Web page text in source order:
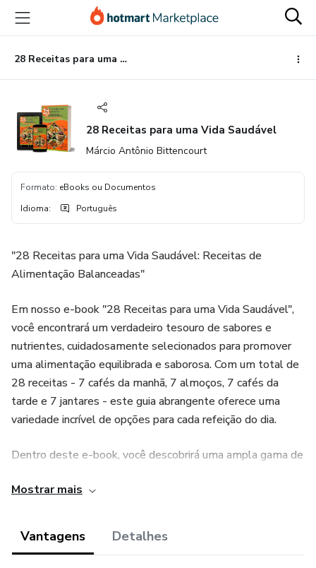
para
conteúdo
principal
para
pagamento
para
rodapé
28 Receitas para uma Vida Saudável
28 Receitas para uma Vida Saudável
Márcio Antônio Bittencourt
Formato: eBooks ou Documentos
Idioma: Português
"28 Receitas para uma Vida Saudável: Receitas de
Alimentação Balanceadas"
Em nosso e-book "28 Receitas para uma Vida Saudável",
você encontrará um verdadeiro tesouro de sabores e
nutrientes, cuidadosamente selecionados para promover
uma alimentação equilibrada e saborosa. Com um total de
28 receitas - 7 cafés da manhã, 7 almoços, 7 cafés da
tarde e 7 jantares - este guia abrangente oferece uma
variedade incrível de opções para cada refeição do dia.
Dentro deste e-book, você descobrirá uma ampla gama de
ingredientes frescos e nutritivos. Desde smoothies
principais satisfatórios e lanches revigorantes, cada receita
foi cuidadosamente desenvolvida para fornecer os
Mostrar mais
Vantagens Detalhes